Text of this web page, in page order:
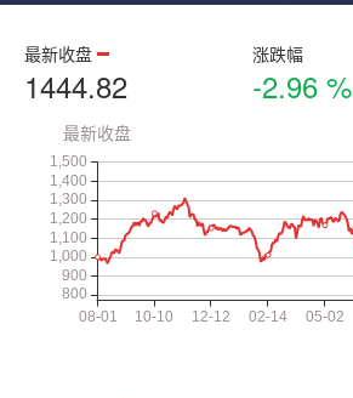
最新收盘
1444.82
涨跌幅
-2.96 %